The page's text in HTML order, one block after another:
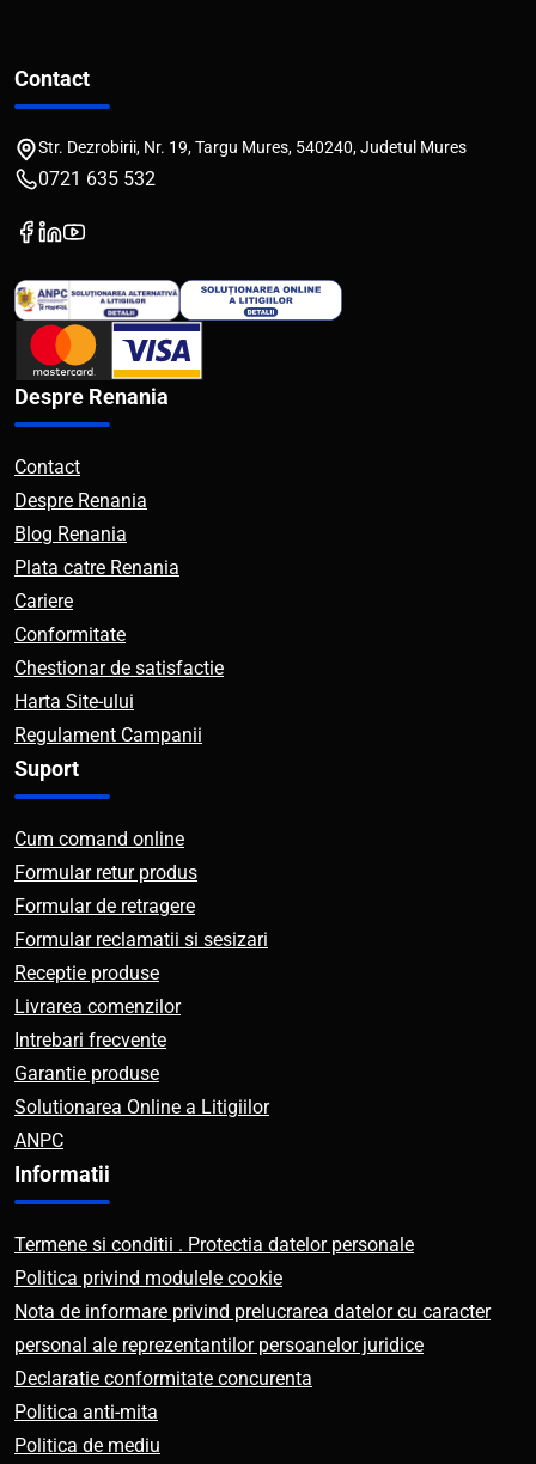
Contact
Str. Dezrobirii, Nr. 19, Targu Mures, 540240, Judetul Mures
0721 635 532
Despre Renania
Contact
Despre Renania
Blog Renania
Plata catre Renania
Cariere
Conformitate
Chestionar de satisfactie
Harta Site-ului
Regulament Campanii
Suport
Cum comand online
Formular retur produs
Formular de retragere
Formular reclamatii si sesizari
Receptie produse
Livrarea comenzilor
Intrebari frecvente
Garantie produse
Solutionarea Online a Litigiilor
ANPC
Informatii
Termene si conditii . Protectia datelor personale
Politica privind modulele cookie
Nota de informare privind prelucrarea datelor cu caracter
personal ale reprezentantilor persoanelor juridice
Declaratie conformitate concurenta
Politica anti-mita
Politica de mediu